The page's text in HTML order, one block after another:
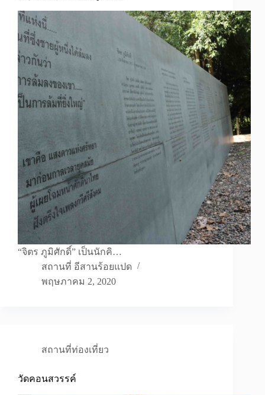
“จิตร ภูมิศักดิ์” เป็นนักคิ…
สถานที่ อีสานร้อยแปด
พฤษภาคม 2, 2020
สถานที่ท่องเที่ยว
วัดคอนสวรรค์